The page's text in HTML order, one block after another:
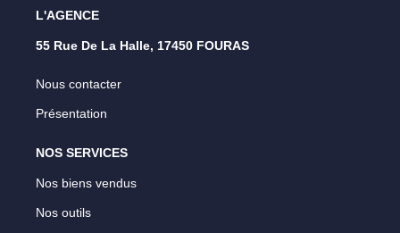
L'AGENCE
55 Rue De La Halle, 17450 FOURAS
Nous contacter
Présentation
NOS SERVICES
Nos biens vendus
Nos outils